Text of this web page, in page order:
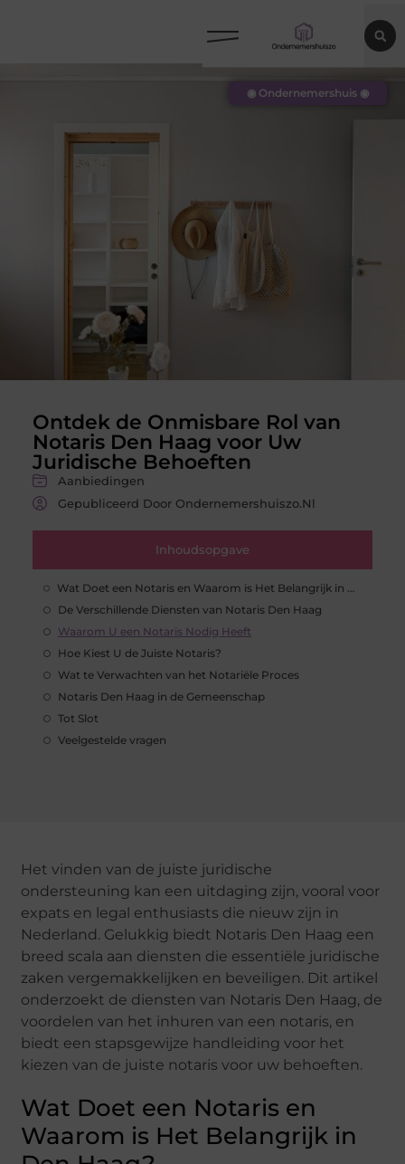
Ontdek de Onmisbare Rol van
Notaris Den Haag voor Uw
Juridische Behoeften
Aanbiedingen
Gepubliceerd Door Ondernemershuiszo.nl
Inhoudsopgave
Wat Doet een Notaris en Waarom is Het Belangrijk in Den Haag?
De Verschillende Diensten van Notaris Den Haag
Waarom U een Notaris Nodig Heeft
Hoe Kiest U de Juiste Notaris?
Wat te Verwachten van het Notariële Proces
Notaris Den Haag in de Gemeenschap
Tot Slot
Veelgestelde vragen
◉ Ondernemershuis ◉
Het vinden van de juiste juridische
ondersteuning kan een uitdaging zijn, vooral voor
expats en legal enthusiasts die nieuw zijn in
Nederland. Gelukkig biedt Notaris Den Haag een
breed scala aan diensten die essentiële juridische
zaken vergemakkelijken en beveiligen. Dit artikel
onderzoekt de diensten van Notaris Den Haag, de
voordelen van het inhuren van een notaris, en
biedt een stapsgewijze handleiding voor het
kiezen van de juiste notaris voor uw behoeften.
Wat Doet een Notaris en
Waarom is Het Belangrijk in